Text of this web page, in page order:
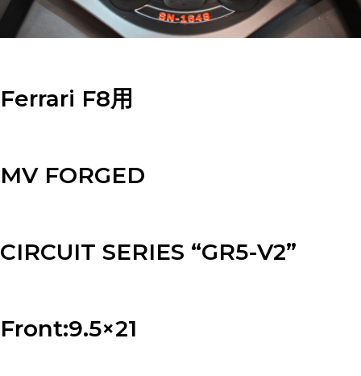
Ferrari F8用
MV FORGED
CIRCUIT SERIES “GR5-V2”
Front:9.5×21